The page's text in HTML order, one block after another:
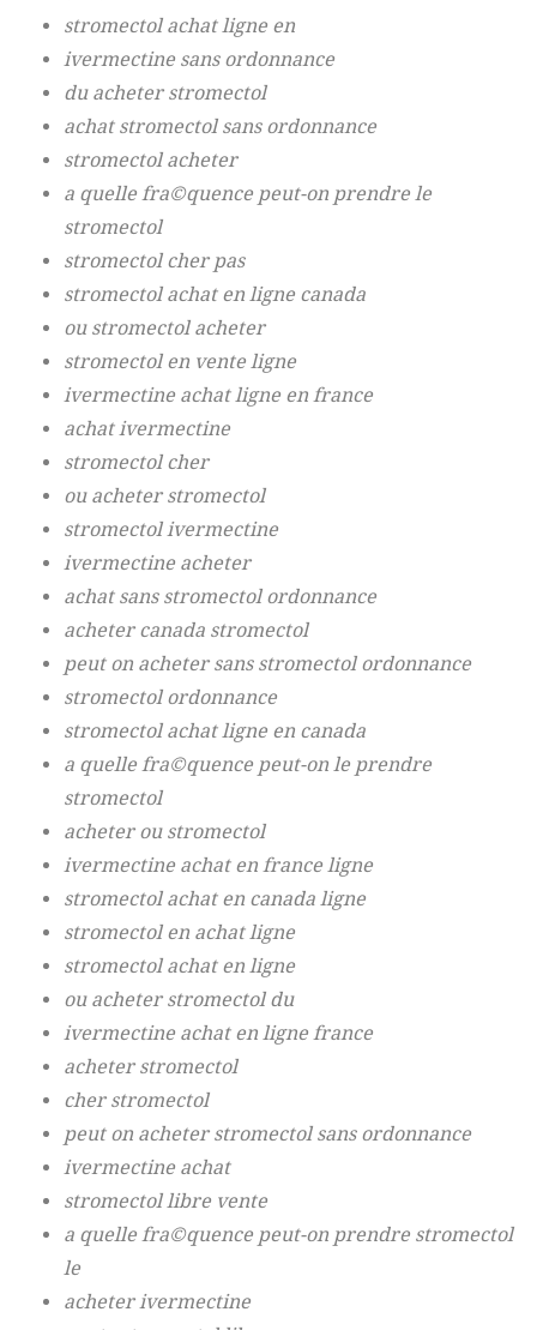
stromectol achat ligne en
ivermectine sans ordonnance
du acheter stromectol
achat stromectol sans ordonnance
stromectol acheter
a quelle fra©quence peut-on prendre le
stromectol
stromectol cher pas
stromectol achat en ligne canada
ou stromectol acheter
stromectol en vente ligne
ivermectine achat ligne en france
achat ivermectine
stromectol cher
ou acheter stromectol
stromectol ivermectine
ivermectine acheter
achat sans stromectol ordonnance
acheter canada stromectol
peut on acheter sans stromectol ordonnance
stromectol ordonnance
stromectol achat ligne en canada
a quelle fra©quence peut-on le prendre
stromectol
acheter ou stromectol
ivermectine achat en france ligne
stromectol achat en canada ligne
stromectol en achat ligne
stromectol achat en ligne
ou acheter stromectol du
ivermectine achat en ligne france
acheter stromectol
cher stromectol
peut on acheter stromectol sans ordonnance
ivermectine achat
stromectol libre vente
a quelle fra©quence peut-on prendre stromectol
le
acheter ivermectine